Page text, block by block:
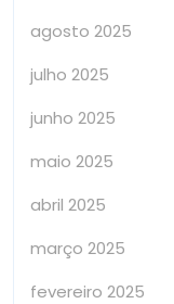
agosto 2025
julho 2025
junho 2025
maio 2025
abril 2025
março 2025
fevereiro 2025